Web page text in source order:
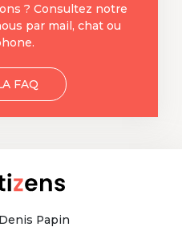
? Consultez notre
par mail, chat ou
FAQ
Papin